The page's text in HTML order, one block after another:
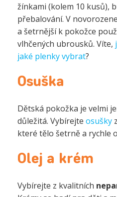
žínkami (kolem 10 kusů),
přebalování. V
a šetrnější k pokožce
vlhčených ubrousků. Víte,
jaké plenky vybrat?
Osuška
Dětská pokožka je velmi
důležitá. Vybírejte osušky
které tělo šetrně a rychle
Olej a krém
Vybírejte z kvalitních